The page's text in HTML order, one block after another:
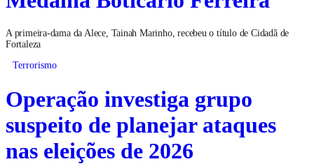
A primeira-dama da Alece, Tainah Marinho, recebeu o título de Cidadã de
Fortaleza
Terrorismo
Operação investiga grupo
suspeito de planejar ataques
nas eleições de 2026